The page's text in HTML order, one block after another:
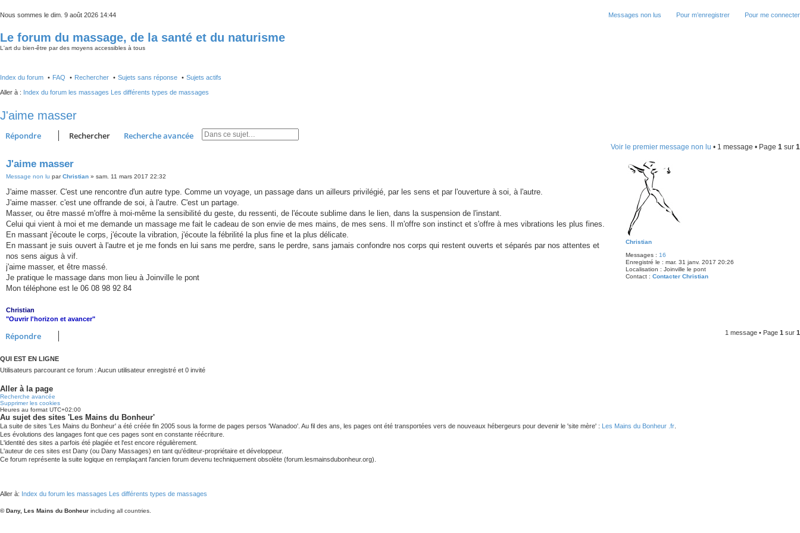
Pour me connecter
Pour m’enregistrer
Messages non lus
Nous sommes le dim. 9 août 2026 14:44
Le forum du massage, de la santé et du naturisme
L'art du bien-être par des moyens accessibles à tous
Index du forum FAQ Rechercher Sujets sans réponse Sujets actifs
Aller à : Index du forum les massages Les différents types de massages
J'aime masser
Répondre Rechercher Recherche avancée
Voir le premier message non lu • 1 message • Page 1 sur 1
Christian
Messages : 16
Enregistré le : mar. 31 janv. 2017 20:26
Localisation : Joinville le pont
Contact : Contacter Christian
J'aime masser
Message non lu parChristian » sam. 11 mars 2017 22:32
J'aime masser. C'est une rencontre d'un autre type. Comme un voyage, un passage dans un ailleurs privilégié, par les sens et par l'ouverture à soi, à l'autre.
J'aime masser. c'est une offrande de soi, à l'autre. C'est un partage.
Masser, ou être massé m'offre à moi-même la sensibilité du geste, du ressenti, de l'écoute sublime dans le lien, dans la suspension de l'instant.
Celui qui vient à moi et me demande un massage me fait le cadeau de son envie de mes mains, de mes sens. Il m'offre son instinct et s'offre à mes vibrations les plus fines.
En massant j'écoute le corps, j'écoute la vibration, j'écoute la fébrilité la plus fine et la plus délicate.
En massant je suis ouvert à l'autre et je me fonds en lui sans me perdre, sans le perdre, sans jamais confondre nos corps qui restent ouverts et séparés par nos attentes et
nos sens aigus à vif.
j'aime masser, et être massé.
Je pratique le massage dans mon lieu à Joinville le pont
Mon téléphone est le 06 08 98 92 84
Christian
"Ouvrir l'horizon et avancer"
Répondre 1 message • Page 1 sur 1
QUI EST EN LIGNE
Utilisateurs parcourant ce forum : Aucun utilisateur enregistré et 0 invité
Aller à la page
Recherche avancée
Supprimer les cookies
Heures au format UTC+02:00
Au sujet des sites 'Les Mains du Bonheur'
La suite de sites 'Les Mains du Bonheur' a été créée fin 2005 sous la forme de pages persos 'Wanadoo'. Au fil des ans, les pages ont été transportées vers de nouveaux hébergeurs pour devenir le 'site mère' : Les Mains du Bonheur .fr
Les évolutions des langages font que ces pages sont en constante réécriture.
L'identité des sites a parfois été plagiée et l'est encore régulièrement.
L'auteur de ces sites est Dany (ou Dany Massages) en tant qu'éditeur-propriétaire et développeur.
Ce forum représente la suite logique en remplaçant l'ancien forum devenu techniquement obsolète (forum.lesmainsdubonheur.org).
Aller à: Index du forum les massages Les différents types de massages
© Dany, Les Mains du Bonheur including all countries.